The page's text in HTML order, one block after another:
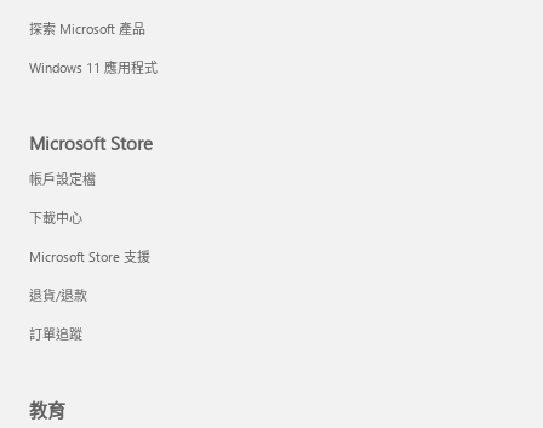
探索 Microsoft 產品
Windows 11 應用程式
Microsoft Store
帳戶設定檔
下載中心
Microsoft Store 支援
退貨/退款
訂單追蹤
教育